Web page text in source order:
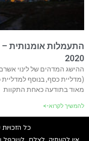
התעמלות אומנותית –
2020
ההישג המדהים של לינוי
(מדליית כסף, בנוסף
מאוד בתודעה כאחת התקוות
להמשיך לקרוא->
כל הזכויות